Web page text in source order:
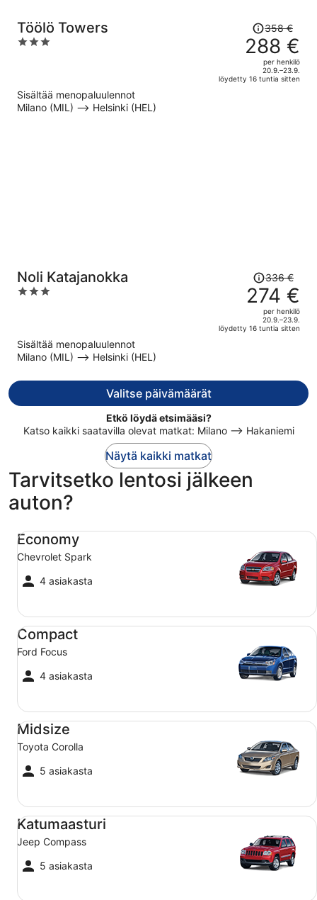
Töölö Towers
3
Hinta
oli
358 €,
hinta
on
358 €
288 €
per henkilö
20.9.–23.9.
löydetty 16 tuntia sitten
Sisältää menopaluulennot
Milano (MIL) –> Helsinki (HEL)
Noli Katajanokka
3
Hinta
oli
336 €,
hinta
on
336 €
274 €
per henkilö
20.9.–23.9.
löydetty 16 tuntia sitten
Sisältää menopaluulennot
Milano (MIL) –> Helsinki (HEL)
Valitse päivämäärät
Etkö löydä etsimääsi?
Katso kaikki saatavilla olevat matkat: Milano –> Hakaniemi
Näytä kaikki matkat
Tarvitsetko lentosi jälkeen
auton?
Economy
Chevrolet Spark
4 asiakasta
Economy Chevrolet Spark
Compact
Ford Focus
4 asiakasta
Compact Ford Focus
Midsize
Toyota Corolla
5 asiakasta
Midsize Toyota Corolla
Katumaasturi
Jeep Compass
5 asiakasta
Katumaasturi Jeep Compass